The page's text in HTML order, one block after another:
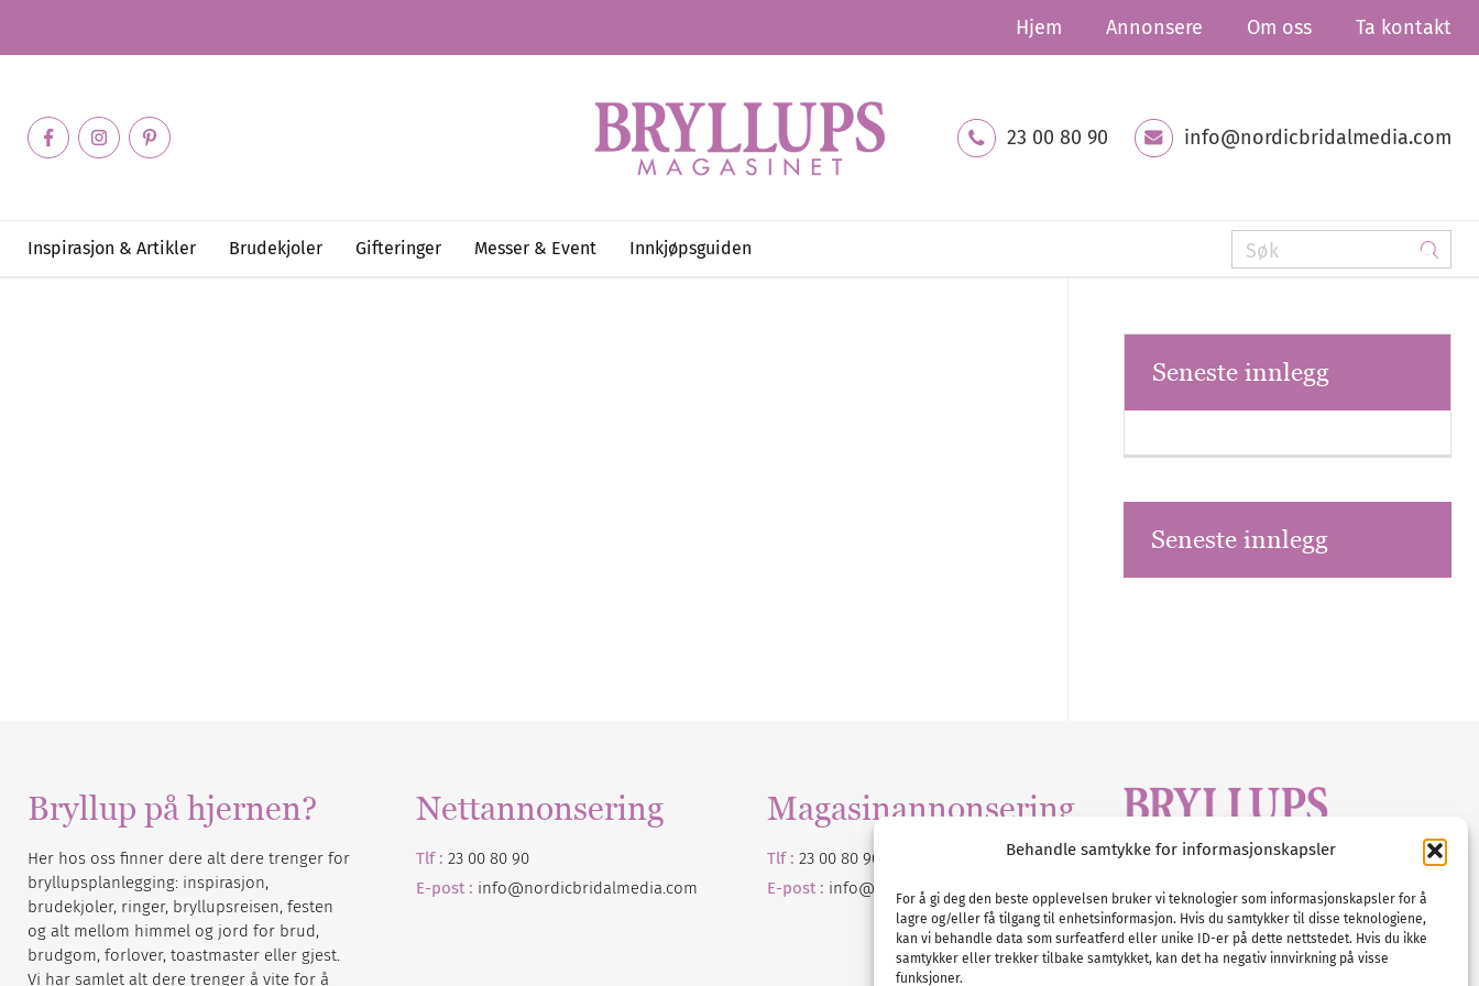
Behandle samtykke for informasjonskapsler
For å gi deg den beste opplevelsen bruker vi teknologier som informasjonskapsler for å
lagre og/eller få tilgang til enhetsinformasjon. Hvis du samtykker til disse teknologiene,
kan vi behandle data som surfeatferd eller unike ID-er på dette nettstedet. Hvis du ikke
samtykker eller trekker tilbake samtykket, kan det ha negativ innvirkning på visse
funksjoner.
Hjem Annonsere Om oss Ta kontakt
23 00 80 90 info@nordicbridalmedia.com
Inspirasjon & Artikler Brudekjoler Gifteringer Messer & Event Innkjøpsguiden
Seneste innlegg
Seneste innlegg
Bryllup på hjernen?
Her hos oss finner dere alt dere trenger for
bryllupsplanlegging: inspirasjon,
brudekjoler, ringer, bryllupsreisen, festen
og alt mellom himmel og jord for brud,
brudgom, forlover, toastmaster eller gjest.
Vi har samlet alt dere trenger å vite for å
Nettannonsering
Tlf : 23 00 80 90
E-post : info@nordicbridalmedia.com
Magasinannonsering
Tlf : 23 00 80 90
E-post : info@ nordicbridalmedia
E-post :info@nordicbridalmedia.com
Bryllupsmagasinet Norge
© All rights reserved.
VAT: NO911740648